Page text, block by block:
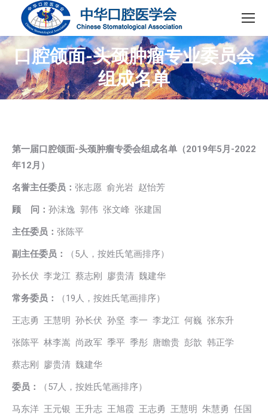
口腔颌面-头颈肿瘤专业委员会
组成名单
第一届口腔颌面-头颈肿瘤专委会组成名单（2019年5月-2022
年12月）
名誉主任委员： 张志愿 俞光岩 赵怡芳
顾 问： 孙沫逸 郭伟 张文峰 张建国
主任委员： 张陈平
副主任委员： （5人，按姓氏笔画排序）
孙长伏 李龙江 蔡志刚 廖贵清 魏建华
常务委员： （19人，按姓氏笔画排序）
王志勇 王慧明 孙长伏 孙坚 李一 李龙江 何巍 张东升
张陈平 林李嵩 尚政军 季平 季彤 唐瞻贵 彭歆 韩正学
蔡志刚 廖贵清 魏建华
委员： （57人，按姓氏笔画排序）
马东洋 王元银 王升志 王旭霞 王志勇 王慧明 朱慧勇 任国